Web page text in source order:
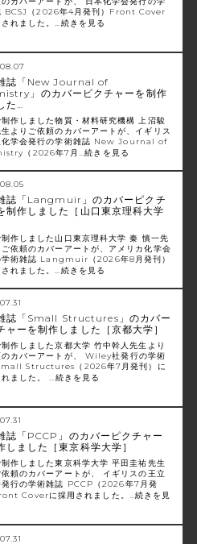
BCSJ（2026年4月発刊）Front Cover
されました。…続きを見る
誌「New Journal of
」のカバーピクチャーを制作
た…
作しました物質・材料研究機構 上沼駿
よりご依頼のカバーアートが、イギリス
化学会発行の学術雑誌 New Journal of
（2026年7月…続きを見る
誌「Langmuir」のカバーピクチ
制作しました［山口東京理科大学
作しました山口東京理科大学 秦 慎一先
依頼のカバーアートが、アメリカ化学会
学術雑誌 Langmuir（2026年8月発刊）
されました。…続きを見る
誌「Small Structures」のカバー
ャーを制作しました［京都大学］
作しました京都大学 竹中幹人先生より
のカバーアートが、 Wiley社発行の学術
Structures（2026年7月発刊）に
ました。 …続きを見る
誌「PCCP」のカバーピクチャー
しました［東京科学大学］
作しました東京科学大学 平田圭祐先生
依頼のカバーアートが、 イギリスの王立
発行の学術雑誌 PCCP（2026年7月発
Coverに採用されました。…続きを見